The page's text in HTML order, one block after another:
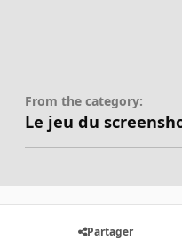
From the category:
Le jeu du
Partager